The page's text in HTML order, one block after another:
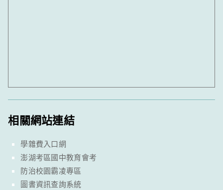
相關網站連結
學雜費入口網
澎湖考區國中教育會考
防治校園霸凌專區
圖書資訊查詢系統